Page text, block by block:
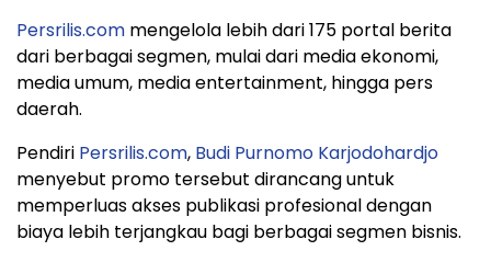
Persrilis.com mengelola lebih dari 175 portal berita
dari berbagai segmen, mulai dari media ekonomi,
media umum, media entertainment, hingga pers
daerah.
Pendiri Persrilis.com, Budi Purnomo Karjodohardjo
menyebut promo tersebut dirancang untuk
memperluas akses publikasi profesional dengan
biaya lebih terjangkau bagi berbagai segmen bisnis.